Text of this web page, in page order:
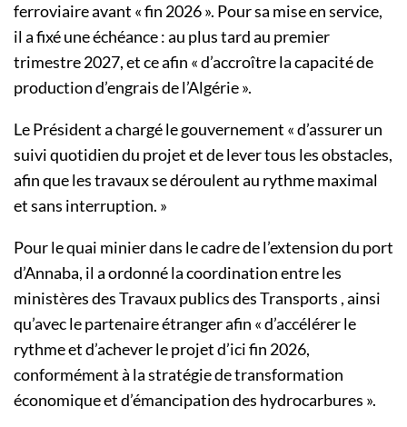
ferroviaire avant « fin 2026 ». Pour sa mise en service,
il a fixé une échéance : au plus tard au premier
trimestre 2027, et ce afin « d’accroître la capacité de
production d’engrais de l’Algérie ».
Le Président a chargé le gouvernement « d’assurer un
suivi quotidien du projet et de lever tous les obstacles,
afin que les travaux se déroulent au rythme maximal
et sans interruption. »
Pour le quai minier dans le cadre de l’extension du port
d’Annaba, il a ordonné la coordination entre les
ministères des Travaux publics des Transports , ainsi
qu’avec le partenaire étranger afin « d’accélérer le
rythme et d’achever le projet d’ici fin 2026,
conformément à la stratégie de transformation
économique et d’émancipation des hydrocarbures ».